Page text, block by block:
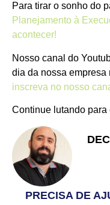
Para tirar o sonho do
Planejamento à
acontecer!
Nosso canal do
dia da nossa empresa
inscreva no nosso
Continue lutando para
PRECISA DE